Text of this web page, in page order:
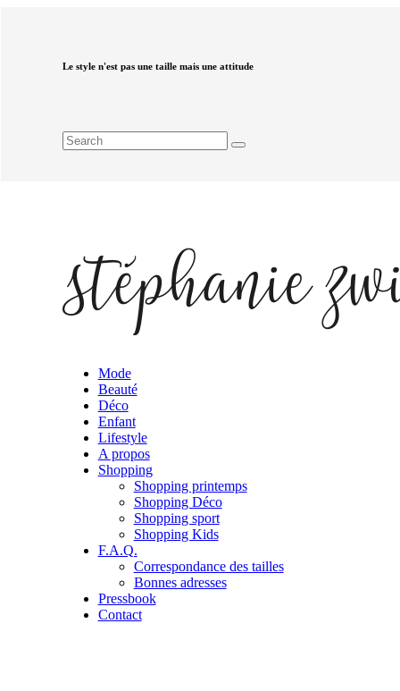
Le style n'est pas une taille mais une attitude
Mode
Beauté
Déco
Enfant
Lifestyle
A propos
Shopping
Shopping printemps
Shopping Déco
Shopping sport
Shopping Kids
F.A.Q.
Correspondance des tailles
Bonnes adresses
Pressbook
Contact